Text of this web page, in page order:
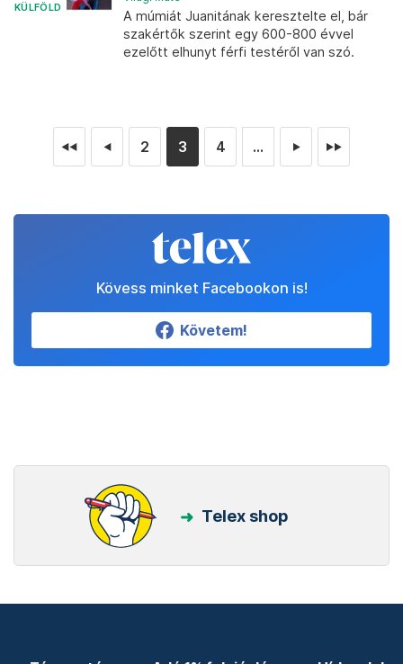
KÜLFÖLD
A múmiát Juanitának keresztelte el, bár
szakértők szerint egy 600-800 évvel
ezelőtt elhunyt férfi testéről van szó.
◄◄ ◄ 2 3 4 ... ► ►►
Kövess minket Facebookon is!
Követem!
Telex shop